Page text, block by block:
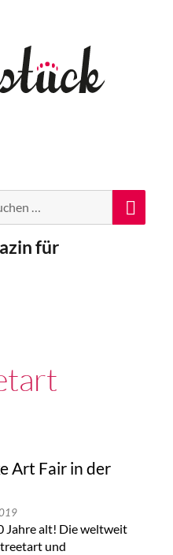
für
Art Fair in der
Jahre alt! Die weltweit
und